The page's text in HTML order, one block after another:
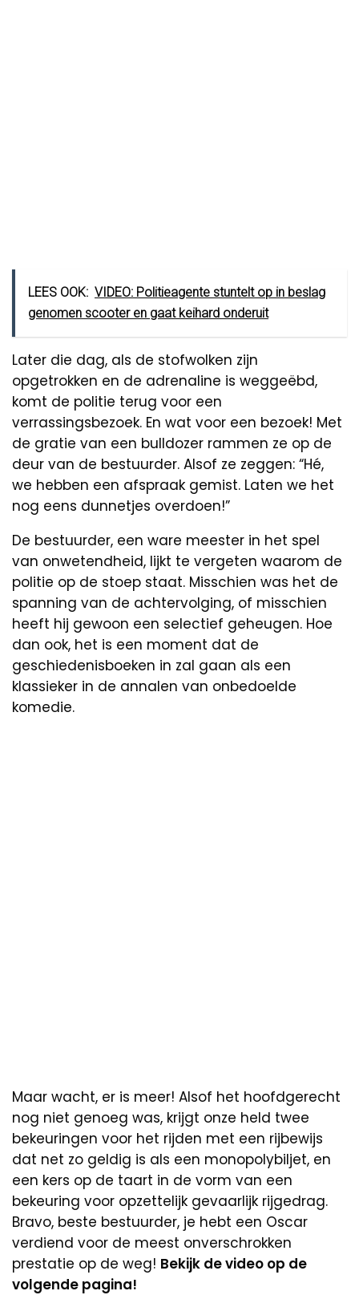
LEES OOK: VIDEO: Politieagente stuntelt op in beslag
genomen scooter en gaat keihard onderuit
Later die dag, als de stofwolken zijn
opgetrokken en de adrenaline is weggeëbd,
komt de politie terug voor een
verrassingsbezoek. En wat voor een bezoek! Met
de gratie van een bulldozer rammen ze op de
deur van de bestuurder. Alsof ze zeggen: “Hé,
we hebben een afspraak gemist. Laten we het
nog eens dunnetjes overdoen!”
De bestuurder, een ware meester in het spel
van onwetendheid, lijkt te vergeten waarom de
politie op de stoep staat. Misschien was het de
spanning van de achtervolging, of misschien
heeft hij gewoon een selectief geheugen. Hoe
dan ook, het is een moment dat de
geschiedenisboeken in zal gaan als een
klassieker in de annalen van onbedoelde
komedie.
Maar wacht, er is meer! Alsof het hoofdgerecht
nog niet genoeg was, krijgt onze held twee
bekeuringen voor het rijden met een rijbewijs
dat net zo geldig is als een monopolybiljet, en
een kers op de taart in de vorm van een
bekeuring voor opzettelijk gevaarlijk rijgedrag.
Bravo, beste bestuurder, je hebt een Oscar
verdiend voor de meest onverschrokken
prestatie op de weg! Bekijk de video op de
volgende pagina!